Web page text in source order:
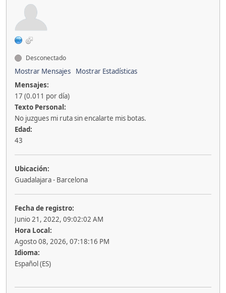
Desconectado
Mostrar Mensajes
Mostrar Estadísticas
Mensajes:
17 (0.011 por día)
Texto Personal:
No juzgues mi ruta sin encalarte mis botas.
Edad:
43
Ubicación:
Guadalajara - Barcelona
Fecha de registro:
Junio 21, 2022, 09:02:02 AM
Hora Local:
Agosto 08, 2026, 07:18:16 PM
Idioma:
Español (ES)